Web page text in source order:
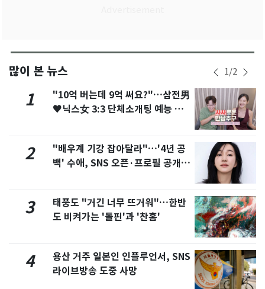
많이 본 뉴스 1/2
1
"10억 버는데 9억 써요?"…삼전男
♥닉스女 3:3 단체소개팅 예능 화
2
"배우계 기강 잡아달라"…'4년 공
백' 수애, SNS 오픈·프로필 공개
3
태풍도 "거긴 너무 뜨거워"…한반
도 비켜가는 '돌핀'과 '찬홈'
4
용산 거주 일본인 인플루언서, SNS
라이브방송 도중 사망